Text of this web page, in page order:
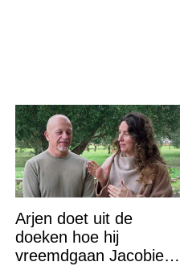
Arjen doet uit de
doeken hoe hij
vreemdgaan Jacobien